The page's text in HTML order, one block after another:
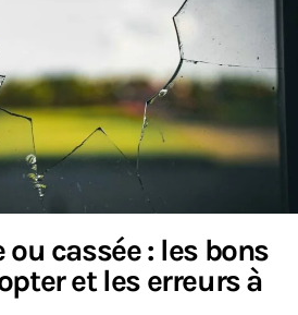
cassée : les bons
et les erreurs à